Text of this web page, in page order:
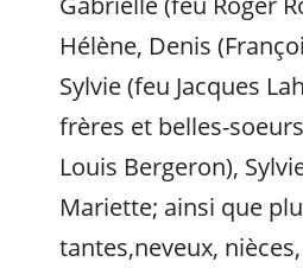
Hélène, Denis
Sylvie (feu Jacques
frères et belles-
Louis Bergeron),
Mariette; ainsi que
tantes,neveux,